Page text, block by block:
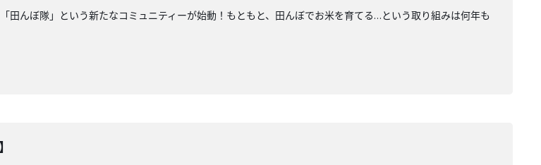
田んぼ隊」という新たなコミュニティーが始動！もともと、田んぼでお米を育てる…という取り組みは何年も